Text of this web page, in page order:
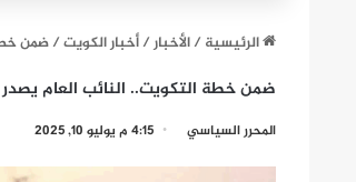
الرئيسية/الأخبار/أخبار الكويت/ضمن
ضمن خطة التكويت.. النائب العام يصدر
المحرر السياسي 4:15 م يوليو 10, 2025